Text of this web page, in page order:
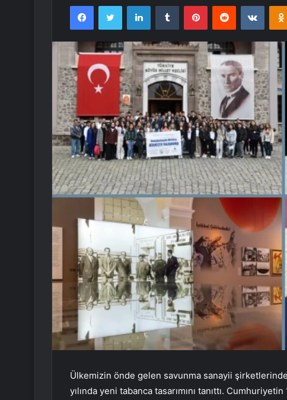
FacebookTwitter LinkedInTumblr PinterestReddit
Ülkemizin önde gelen savunma sanayii
yılında yeni tabanca tasarımını tanıttı.